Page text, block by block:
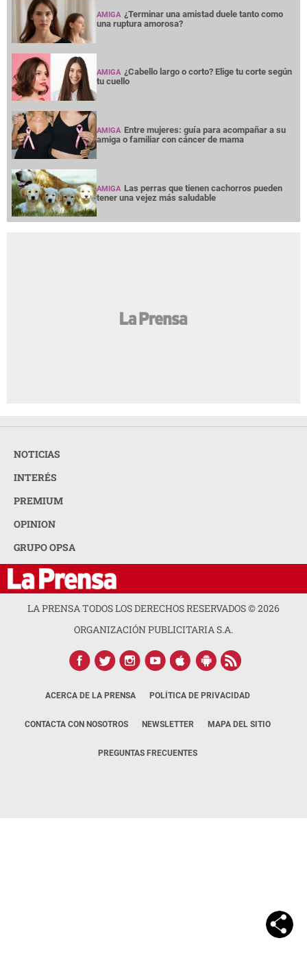
AMIGA ¿Terminar una amistad duele tanto como
una ruptura amorosa?
AMIGA ¿Cabello largo o corto? Elige tu corte según
tu cuello
AMIGA Entre mujeres: guía para acompañar a su
amiga o familiar con cáncer de mama
AMIGA Las perras que tienen cachorros pueden
tener una vejez más saludable
NOTICIAS
INTERÉS
PREMIUM
OPINION
GRUPO OPSA
LA PRENSA TODOS LOS DERECHOS RESERVADOS ©2026
ORGANIZACIÓN PUBLICITARIA S.A.
ACERCA DE LA PRENSA POLÍTICA DE PRIVACIDAD
CONTACTA CON NOSOTROS NEWSLETTER MAPA DEL SITIO
PREGUNTAS FRECUENTES